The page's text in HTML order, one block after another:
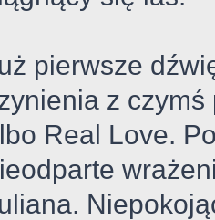
pierwsze
z czymś
Real Love.